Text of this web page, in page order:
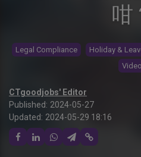
咁
Legal Compliance Holiday &
Video
CTgoodjobs' Editor
Published: 2024-05-27
Updated: 2024-05-29 18:16